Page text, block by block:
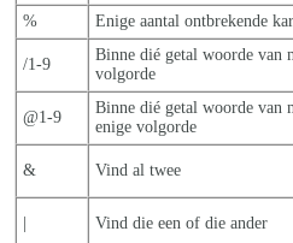
%
Enige aantal ontbrekende
/1-9
Binne dié getal woorde van
volgorde
@1-9
Binne dié getal woorde van
enige volgorde
& Vind al twee
Vind die een of die ander